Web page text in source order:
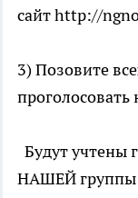
сайт http://
3) Позовите
Будут учтены
НАШЕЙ группы